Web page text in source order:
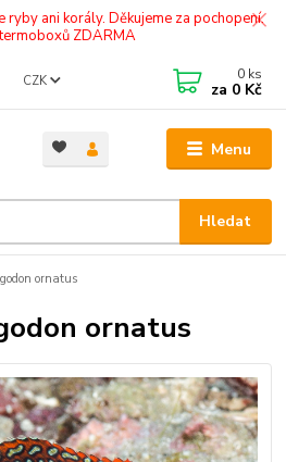
ryby ani korály. Děkujeme za pochopení.
ZDARMA
Menu
CZK
Hledat
0 ks
za 0 Kč
ornatus
ornatus